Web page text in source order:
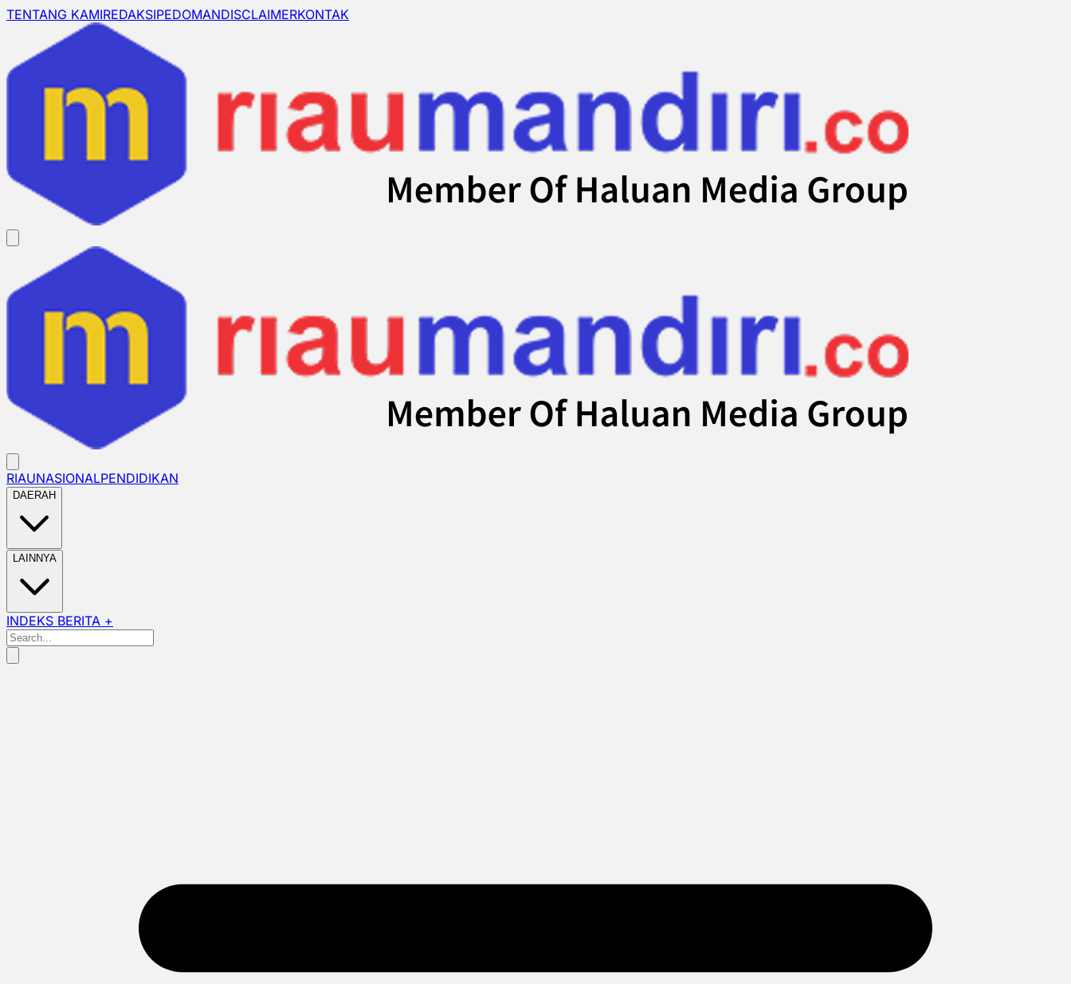
TENTANG KAMIREDAKSIPEDOMANDISCLAIMERKONTAK
RIAUNASIONALPENDIDIKAN
DAERAH
LAINNYA
INDEKS BERITA +